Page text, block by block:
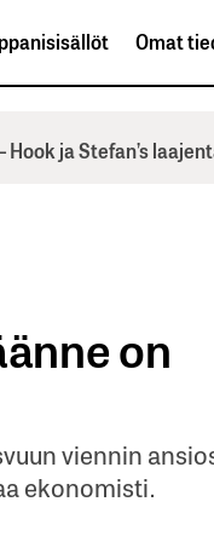
Omat
ja Stefan’s
on
viennin
ekonomisti.